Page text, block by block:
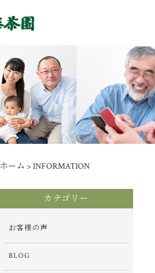
ホーム > INFORMATION
カテゴリー
お客様の声
BLOG